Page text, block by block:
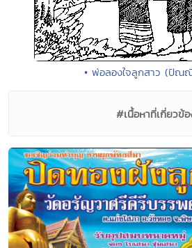
• พ่อลองใจลูกสาว (ปัณ
#เนื้อหาที่เกี่ยวข้